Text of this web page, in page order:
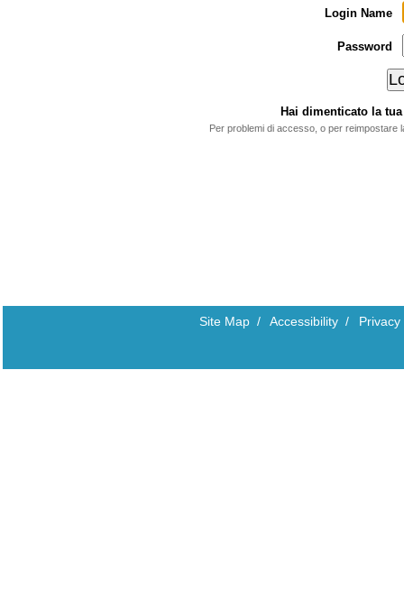
Login Name
Password
Hai dimenticato la
Per problemi di accesso, o per reimpostare
Site Map / Accessibility / Privacy